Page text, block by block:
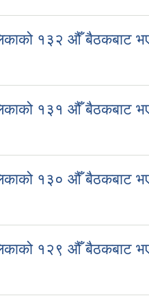
१३२ औँ बैठकबाट
१३१ औँ बैठकबाट
१३० औँ बैठकबाट
१२९ औँ बैठकबाट